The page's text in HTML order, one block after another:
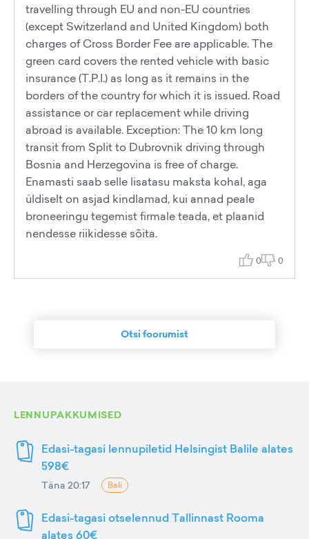
travelling through EU and non-EU countries
(except Switzerland and United Kingdom) both
charges of Cross Border Fee are applicable. The
green card covers the rented vehicle with basic
insurance (T.P.I.) as long as it remains in the
borders of the country for which it is issued. Road
assistance or car replacement while driving
abroad is available. Exception: The 10 km long
transit from Split to Dubrovnik driving through
Bosnia and Herzegovina is free of charge.
Enamasti saab selle lisatasu maksta kohal, aga
üldiselt on asjad kindlamad, kui annad peale
broneeringu tegemist firmale teada, et plaanid
nendesse riikidesse sõita.
0 0
Otsi foorumist
LENNUPAKKUMISED
Edasi-tagasi lennupiletid Helsingist Balile alates
598€
Täna 20:17 Bali
Edasi-tagasi otselennud Tallinnast Rooma
alates 60€